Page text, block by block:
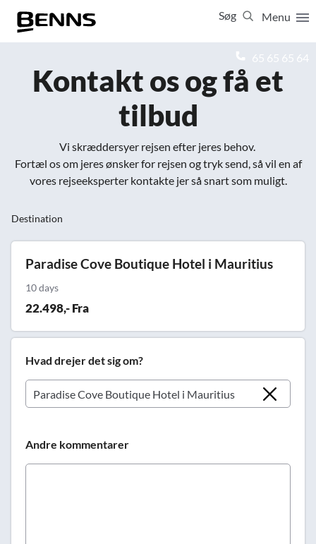
Menu
Søg
65 65 65 64
Kontakt os og få et
tilbud
Vi skræddersyer rejsen efter jeres behov.
Fortæl os om jeres ønsker for rejsen og tryk send, så vil en af
vores rejseeksperter kontakte jer så snart som muligt.
Destination
Paradise Cove Boutique Hotel i Mauritius
10 days
22.498,- Fra
Hvad drejer det sig om?
Andre kommentarer
Luk
Vis resultater for:
Firma- og temarejser